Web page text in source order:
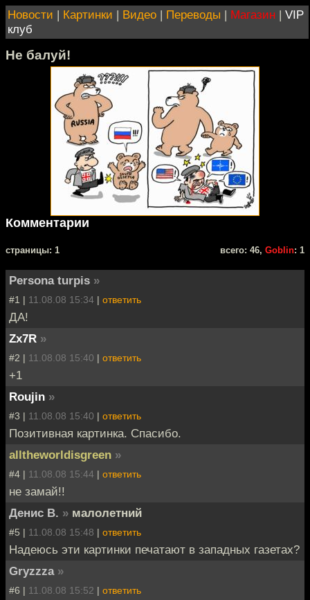
Новости | Картинки | Видео | Переводы | Магазин | VIP
клуб
Не балуй!
Комментарии
cтраницы: 1 всего: 46, Goblin: 1
Persona turpis »
#1 | 11.08.08 15:34 | ответить
ДА!
Zx7R »
#2 | 11.08.08 15:40 | ответить
+1
Roujin »
#3 | 11.08.08 15:40 | ответить
Позитивная картинка. Спасибо.
alltheworldisgreen »
#4 | 11.08.08 15:44 | ответить
не замай!!
Денис В. » малолетний
#5 | 11.08.08 15:48 | ответить
Надеюсь эти картинки печатают в западных газетах?
Gryzzza »
#6 | 11.08.08 15:52 | ответить